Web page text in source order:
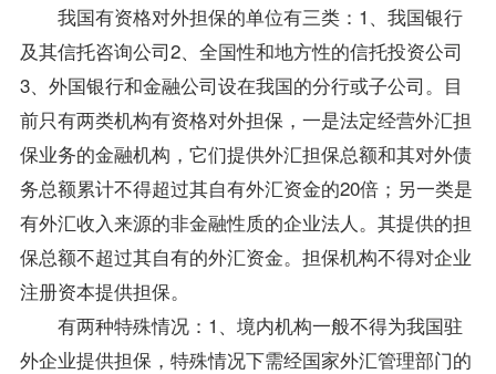
我国有资格对外担保的单位有三类：1、我国银行
及其信托咨询公司2、全国性和地方性的信托投资公司
3、外国银行和金融公司设在我国的分行或子公司。目
前只有两类机构有资格对外担保，一是法定经营外汇担
保业务的金融机构，它们提供外汇担保总额和其对外债
务总额累计不得超过其自有外汇资金的20倍；另一类是
有外汇收入来源的非金融性质的企业法人。其提供的担
保总额不超过其自有的外汇资金。担保机构不得对企业
注册资本提供担保。
有两种特殊情况：1、境内机构一般不得为我国驻
外企业提供担保，特殊情况下需经国家外汇管理部门的